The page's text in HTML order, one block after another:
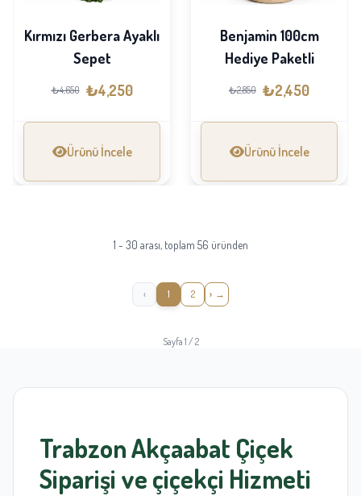
Kırmızı Gerbera Ayaklı
Sepet
₺4,650 ₺4,250
Ürünü İncele
Benjamin 100cm
Hediye Paketli
₺2,850 ₺2,450
Ürünü İncele
1 - 30 arası, toplam 56 üründen
‹ 1 2 ›
Sayfa 1 / 2
TrabzonAkçaabat Çiçek
Siparişi veçiçekçi Hizmeti